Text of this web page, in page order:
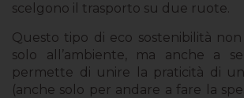
scelgono il trasporto su due ruote.
Questo tipo di eco sostenibilità
solo all’ambiente, ma anche a
permette di unire la praticità di
(anche solo per andare a fare la